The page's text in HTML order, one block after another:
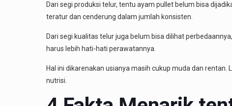
Dari segi produksi telur, tentu ayam pullet belum bisa
teratur dan cenderung dalam jumlah konsisten.
Dari segi kualitas telur juga belum bisa dilihat
harus lebih hati-hati perawatannya.
Hal ini dikarenakan usianya masih cukup muda dan
nutrisi.